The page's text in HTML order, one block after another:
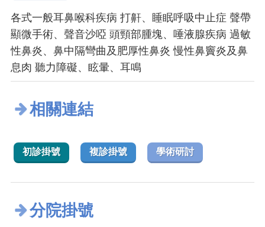
各式一般耳鼻喉科疾病 打鼾、睡眠呼吸中止症 聲帶
顯微手術、聲音沙啞 頭頸部腫塊、唾液腺疾病 過敏
性鼻炎、鼻中隔彎曲及肥厚性鼻炎 慢性鼻竇炎及鼻
息肉 聽力障礙、眩暈、耳鳴
相關連結
初診掛號 複診掛號 學術研討
分院掛號